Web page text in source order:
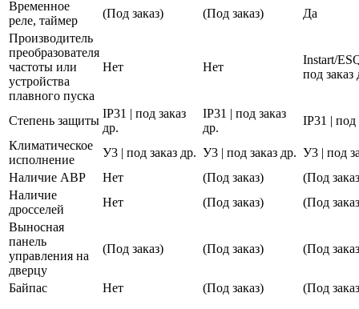
Временное
реле, таймер
(Под заказ) (Под заказ)
Да
Производитель
преобразователя
частоты или
устройства
плавного пуска
Нет Нет
Instart/
под заказ
Степень защиты
IP31 | под заказ
др.
IP31 | под заказ
др.
IP31 | под
Климатическое
исполнение
У3 | под заказ др. У3 | под заказ др. У3 | под
Наличие АВР
Нет (Под заказ)
(Под
Наличие
дросселей
Нет (Под заказ)
(Под
Выносная
панель
управления на
дверцу
(Под заказ) (Под заказ) (Под
Байпас Нет (Под заказ) (Под